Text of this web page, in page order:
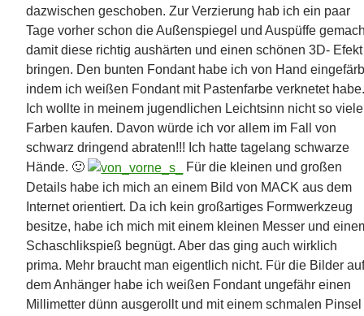
dazwischen geschoben. Zur Verzierung hab ich ein paar
Tage vorher schon die Außenspiegel und Auspüffe
damit diese richtig aushärten und einen schönen 3D- Efekt
bringen. Den bunten Fondant habe ich von Hand
indem ich weißen Fondant mit Pastenfarbe verknetet
Ich wollte in meinem jugendlichen Leichtsinn nicht so viele
Farben kaufen. Davon würde ich vor allem im Fall von
schwarz dringend abraten!!! Ich hatte tagelang schwarze
Hände. 🙂
Für die kleinen und großen
Details habe ich mich an einem Bild von MACK aus dem
Internet orientiert. Da ich kein großartiges Formwerkzeug
besitze, habe ich mich mit einem kleinen Messer und
Schaschlikspieß begnügt. Aber das ging auch wirklich
prima. Mehr braucht man eigentlich nicht. Für die Bilder
dem Anhänger habe ich weißen Fondant ungefähr einen
Millimetter dünn ausgerollt und mit einem schmalen Pinsel